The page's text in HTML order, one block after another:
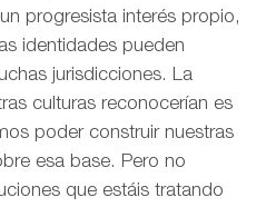
progresista interés propio,
identidades pueden
jurisdicciones. La
culturas reconocerían es
poder construir nuestras
esa base. Pero no
que estáis tratando